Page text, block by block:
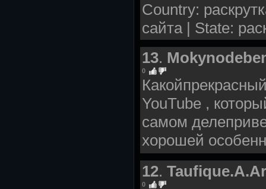
Country:
сайта | State:
13.
0
YouTube ,
самом
хорошей
12.
0